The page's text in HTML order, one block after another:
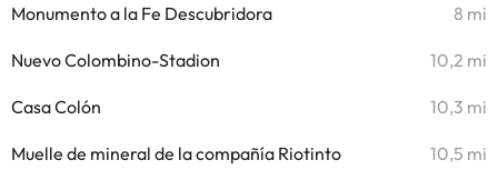
Monumento a la Fe Descubridora 8 mi
Nuevo Colombino-Stadion 10,2 mi
Casa Colón 10,3 mi
Muelle de mineral de la compañía Riotinto 10,5 mi